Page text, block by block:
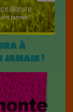
À
JAMAIS !